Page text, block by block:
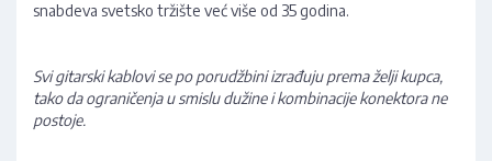
snabdeva svetsko tržište već više od 35 godina.
Svi gitarski kablovi se po porudžbini izrađuju prema želji kupca,
tako da ograničenja u smislu dužine i kombinacije konektora ne
postoje.